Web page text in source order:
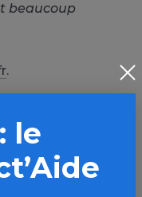
beaucoup
.
le